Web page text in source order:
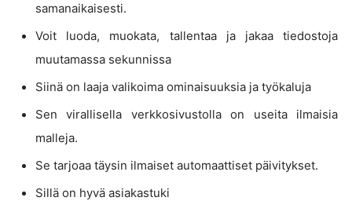
samanaikaisesti.
Voit luoda, muokata, tallentaa ja jakaa tiedostoja
muutamassa sekunnissa
Siinä on laaja valikoima ominaisuuksia ja työkaluja
Sen virallisella verkkosivustolla on useita ilmaisia
malleja.
Se tarjoaa täysin ilmaiset automaattiset päivitykset.
Sillä on hyvä asiakastuki